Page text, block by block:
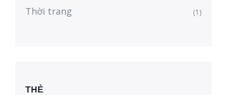
Thời trang (1)
THẺ